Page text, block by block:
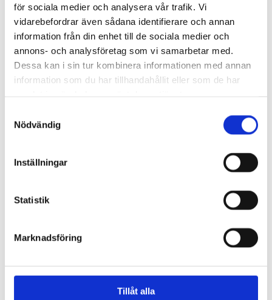
för sociala medier och analysera vår trafik. Vi
vidarebefordrar även sådana identifierare och annan
information från din enhet till de sociala medier och
annons- och analysföretag som vi samarbetar med.
Dessa kan i sin tur kombinera informationen med annan
information som du har tillhandahållit eller som de har
Nödvändig
Inställningar
Statistik
Marknadsföring
Tillåt alla
Antigentypning
Antikroppsscreening
DAT
RhD-typning
ID-Testceller & QC kontroller
QC kontroller
Antisera & testceller rörteknik
Suspensionslösningar
Genomisk blodgruppering
HLA-Typning & Antikroppsdiagnostik
HLA-typning med realtid-PCR